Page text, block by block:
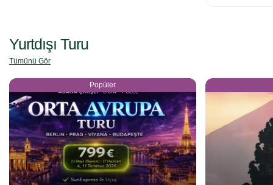
Yurtdışı Turu
Tümünü Gör
Popüler